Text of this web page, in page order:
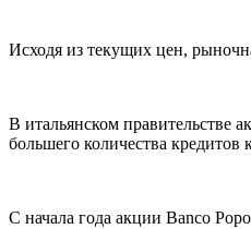
Исходя из текущих цен,
В итальянском правительстве
большего количества кредитов
С начала года акции Banco